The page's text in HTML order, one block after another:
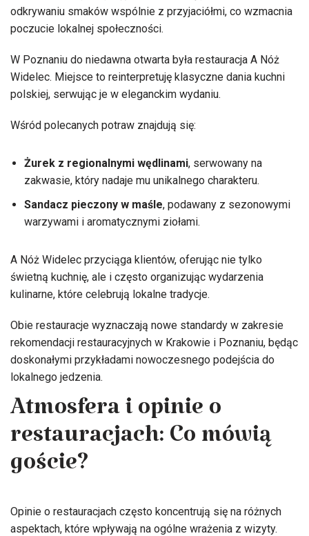
odkrywaniu smaków wspólnie z przyjaciółmi, co wzmacnia
poczucie lokalnej społeczności.
W Poznaniu do niedawna otwarta była restauracja A Nóż
Widelec. Miejsce to reinterpretuję klasyczne dania kuchni
polskiej, serwując je w eleganckim wydaniu.
Wśród polecanych potraw znajdują się:
Żurek z regionalnymi wędlinami, serwowany na
zakwasie, który nadaje mu unikalnego charakteru.
Sandacz pieczony w maśle, podawany z sezonowymi
warzywami i aromatycznymi ziołami.
A Nóż Widelec przyciąga klientów, oferując nie tylko
świetną kuchnię, ale i często organizując wydarzenia
kulinarne, które celebrują lokalne tradycje.
Obie restauracje wyznaczają nowe standardy w zakresie
rekomendacji restauracyjnych w Krakowie i Poznaniu, będąc
doskonałymi przykładami nowoczesnego podejścia do
lokalnego jedzenia.
Atmosfera i opinie o
restauracjach: Co mówią
goście?
Opinie o restauracjach często koncentrują się na różnych
aspektach, które wpływają na ogólne wrażenia z wizyty.